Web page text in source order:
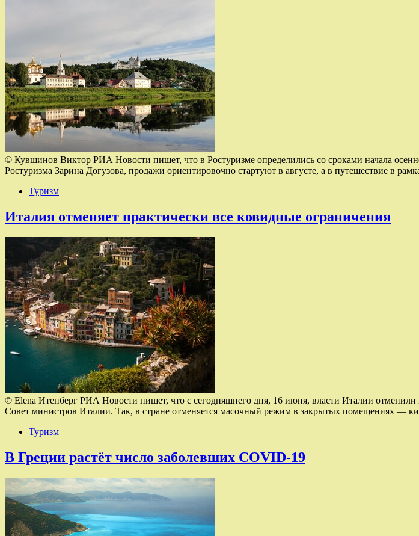
© Кувшинов Виктор РИА Новости пишет, что в Ростуризме определились со сроками начала
Ростуризма Зарина Догузова, продажи ориентировочно стартуют в августе, а в путешествие в
Туризм
Италия отменяет практически все ковидные ограничения
© Elena Итенберг РИА Новости пишет, что с сегодняшнего дня, 16 июня, власти Италии
Совет министров Италии. Так, в стране отменяется масочный режим в закрытых помещениях —
Туризм
В Греции растёт число заболевших COVID-19